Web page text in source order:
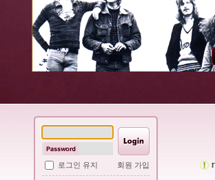
로그인 유지 회원 가입